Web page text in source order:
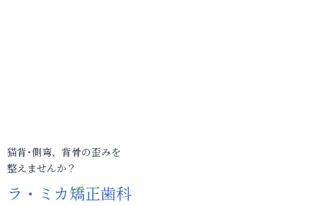
猫背･側弯、背骨の歪みを
整えませんか？
ラ・ミカ矯正歯科